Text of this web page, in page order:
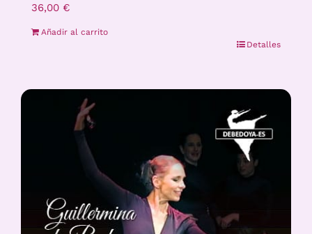
36,00 €
Añadir al carrito
Detalles